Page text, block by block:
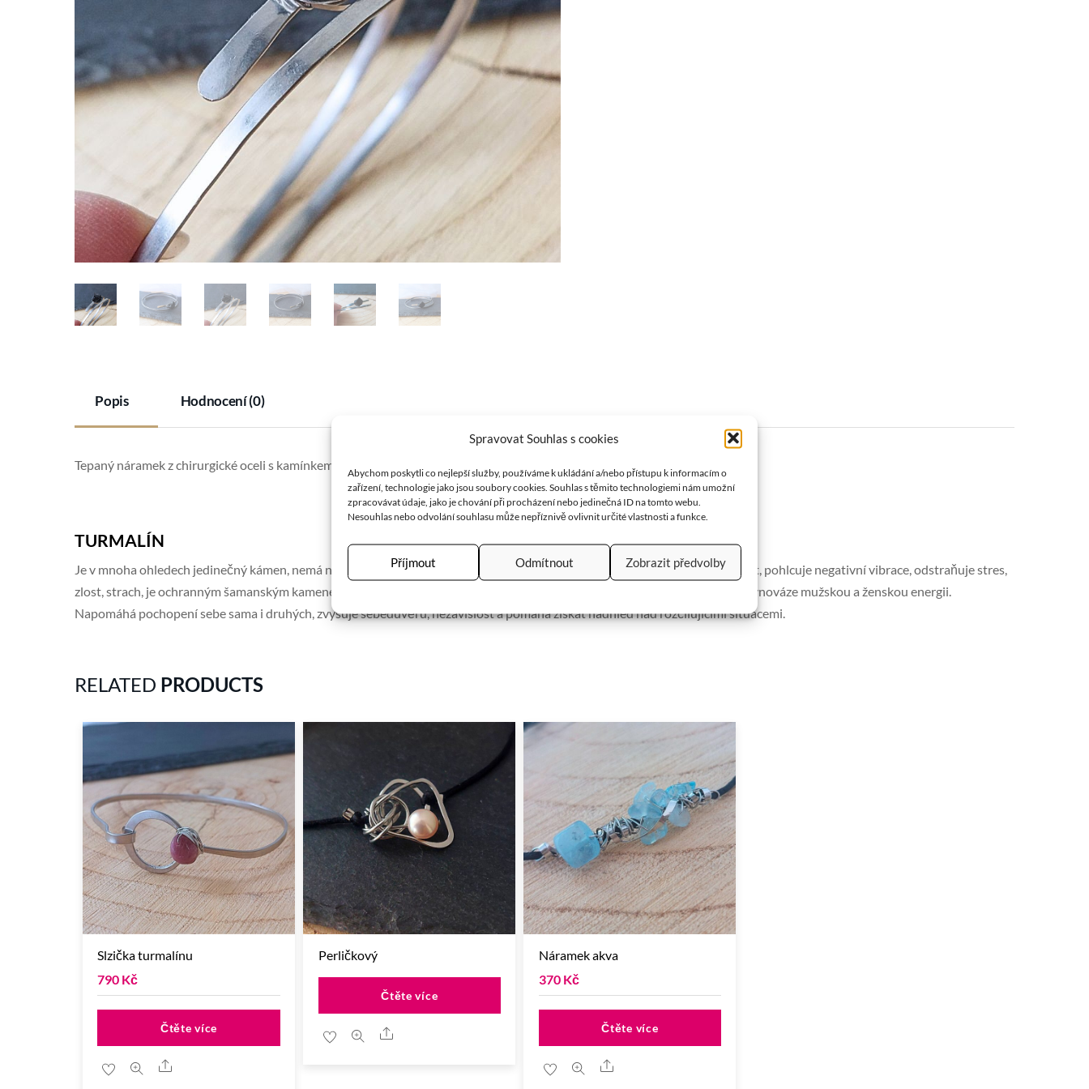
Spravovat Souhlas s cookies
Abychom poskytli co nejlepší služby, používáme k ukládání a/nebo přístupu k informacím o
zařízení, technologie jako jsou soubory cookies. Souhlas s těmito technologiemi nám umožní
zpracovávat údaje, jako je chování při procházení nebo jedinečná ID na tomto webu.
Nesouhlas nebo odvolání souhlasu může nepříznivě ovlivnit určité vlastnosti a funkce.
Příjmout Odmítnout Zobrazit předvolby
Popis Hodnocení (0)
Tepaný náramek z chirurgické oceli s kamínkem turmalínu. Obvod náramku je cca 21cm.
TURMALÍN
Je v mnoha ohledech jedinečný kámen, nemá nikdy nepříznivý účinek, působí ve prospěch svého majitele a přináší mu radost, pohlcuje negativní vibrace, odstraňuje stres,
zlost, strach, je ochranným šamanským kamenem. Propojuje, čistí a harmonizuje čakry, odstraňuje bloky z aury, udržuje v rovnováze mužskou a ženskou energii.
Napomáhá pochopení sebe sama i druhých, zvyšuje sebedůvěru, nezávislost a pomáhá získat nadhled nad rozčilujícími situacemi.
RELATED PRODUCTS
Slzička turmalínu
790 Kč
Čtěte více
Share
Perličkový
Čtěte více
Share
Náramek akva
370 Kč
Čtěte více
Share